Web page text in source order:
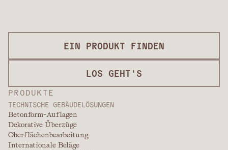
PRODUKTE
TECHNISCHE GEBÄUDELÖSUNGEN
Betonform-Auflagen
Dekorative Überzüge
Oberflächenbearbeitung
Internationale Beläge
EIN PRODUKT FINDEN
LOS GEHT'S